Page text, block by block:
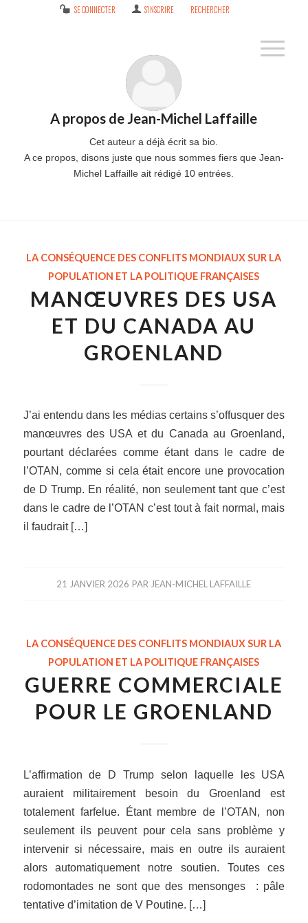
SE CONNECTER S’INSCRIRE RECHERCHER
A propos de Jean-Michel Laffaille
Cet auteur a déjà écrit sa bio.
A ce propos, disons juste que nous sommes fiers que Jean-
Michel Laffaille ait rédigé 10 entrées.
LA CONSÉQUENCE DES CONFLITS MONDIAUX SUR LA
POPULATION ET LA POLITIQUE FRANÇAISES
MANŒUVRES DES USA
ET DU CANADA AU
GROENLAND
J’ai entendu dans les médias certains s’offusquer des
manœuvres des USA et du Canada au Groenland,
pourtant déclarées comme étant dans le cadre de
l’OTAN, comme si cela était encore une provocation
de D Trump. En réalité, non seulement tant que c’est
dans le cadre de l’OTAN c’est tout à fait normal, mais
il faudrait […]
21 JANVIER 2026 PAR JEAN-MICHEL LAFFAILLE
LA CONSÉQUENCE DES CONFLITS MONDIAUX SUR LA
POPULATION ET LA POLITIQUE FRANÇAISES
GUERRE COMMERCIALE
POUR LE GROENLAND
L’affirmation de D Trump selon laquelle les USA
auraient militairement besoin du Groenland est
totalement farfelue. Étant membre de l’OTAN, non
seulement ils peuvent pour cela sans problème y
intervenir si nécessaire, mais en outre ils auraient
alors automatiquement notre soutien. Toutes ces
rodomontades ne sont que des mensonges : pâle
tentative d’imitation de V Poutine. […]